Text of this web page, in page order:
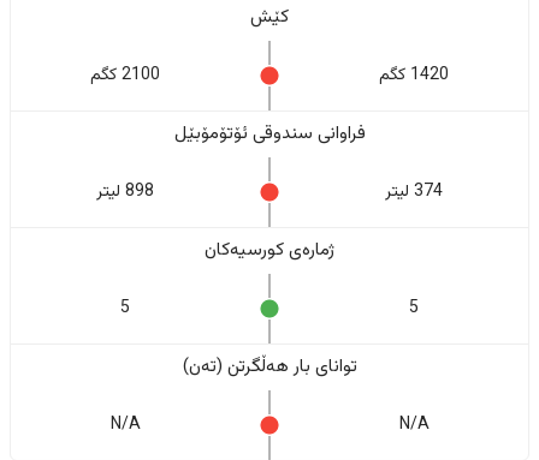
کێش
1420 کگم 2100 کگم
فراوانی سندوقی ئۆتۆمۆبێل
374 لیتر 898 لیتر
ژمارەی کورسیەکان
5
5
تواناى بار هەڵگرتن (تەن)
N/A
N/A